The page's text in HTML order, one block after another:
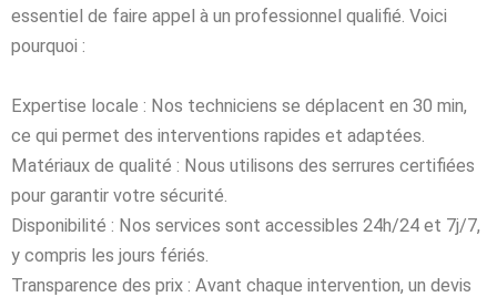
essentiel de faire appel à un professionnel qualifié. Voici
pourquoi :
Expertise locale : Nos techniciens se déplacent en 30 min,
ce qui permet des interventions rapides et adaptées.
Matériaux de qualité : Nous utilisons des serrures certifiées
pour garantir votre sécurité.
Disponibilité : Nos services sont accessibles 24h/24 et 7j/7,
y compris les jours fériés.
Transparence des prix : Avant chaque intervention, un devis